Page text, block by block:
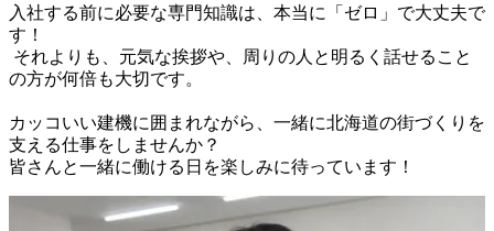
入社する前に必要な専門知識は、本当に「ゼロ」で大丈夫で
す！
の方が何倍も大切です。
カッコいい建機に囲まれながら、一緒に北海道の街づくりを
支える仕事をしませんか？